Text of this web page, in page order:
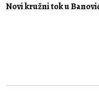
Novi kružni tok u